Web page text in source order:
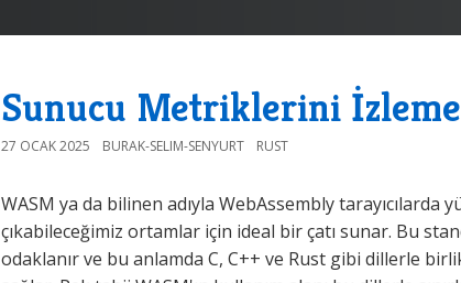
Sunucu Metriklerini
27 OCAK 2025 BURAK-SELIM-SENYURT RUST
WASM ya da bilinen adıyla WebAssembly tarayıcılarda
çıkabileceğimiz ortamlar için ideal bir çatı sunar. Bu
odaklanır ve bu anlamda C, C++ ve Rust gibi dillerle